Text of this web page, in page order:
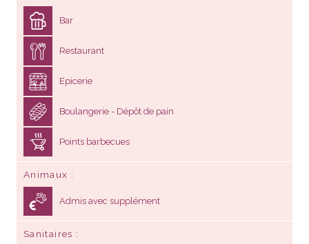
Bar
Restaurant
Epicerie
Boulangerie - Dépôt de pain
Points barbecues
Animaux
Admis avec supplément
Sanitaires